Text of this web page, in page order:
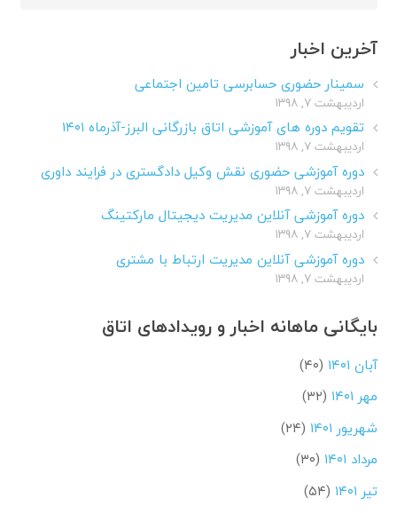
آخرین اخبار
سمینار حضوری حسابرسی تامین اجتماعی
اردیبهشت ۷, ۱۳۹۸
تقویم دوره های آموزشی اتاق بازرگانی البرز-آذرماه ۱۴۰۱
اردیبهشت ۷, ۱۳۹۸
دوره آموزشی حضوری نقش وکیل دادگستری در فرایند داوری
اردیبهشت ۷, ۱۳۹۸
دوره آموزشی آنلاین مدیریت دیجیتال مارکتینگ
اردیبهشت ۷, ۱۳۹۸
دوره آموزشی آنلاین مدیریت ارتباط با مشتری
اردیبهشت ۷, ۱۳۹۸
بایگانی ماهانه اخبار و رویدادهای اتاق
آبان ۱۴۰۱
(۴۰)
مهر ۱۴۰۱
(۳۲)
شهریور ۱۴۰۱
(۲۴)
مرداد ۱۴۰۱
(۳۰)
تیر ۱۴۰۱
(۵۴)